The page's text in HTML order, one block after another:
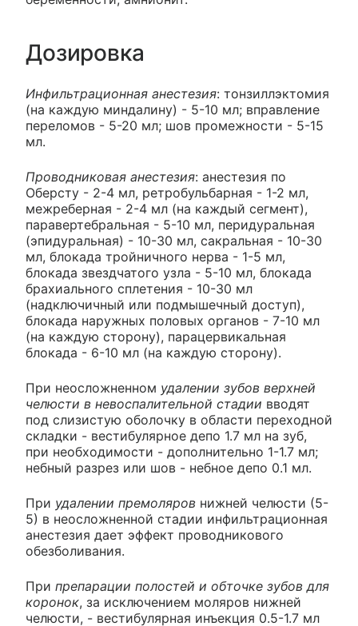
Дозировка
Инфильтрационная анестезия: тонзиллэктомия
(на каждую миндалину) - 5-10 мл; вправление
переломов - 5-20 мл; шов промежности - 5-15
мл.
Проводниковая анестезия: анестезия по
Оберсту - 2-4 мл, ретробульбарная - 1-2 мл,
межреберная - 2-4 мл (на каждый сегмент),
паравертебральная - 5-10 мл, перидуральная
(эпидуральная) - 10-30 мл, сакральная - 10-30
мл, блокада тройничного нерва - 1-5 мл,
блокада звездчатого узла - 5-10 мл, блокада
брахиального сплетения - 10-30 мл
(надключичный или подмышечный доступ),
блокада наружных половых органов - 7-10 мл
(на каждую сторону), парацервикальная
блокада - 6-10 мл (на каждую сторону).
При неосложненном удалении зубов верхней
челюсти в невоспалительной стадии вводят
под слизистую оболочку в области переходной
складки - вестибулярное депо 1.7 мл на зуб,
при необходимости - дополнительно 1-1.7 мл;
небный разрез или шов - небное депо 0.1 мл.
При удалении премоляров нижней челюсти (5-
5) в неосложненной стадии инфильтрационная
анестезия дает эффект проводникового
обезболивания.
При препарации полостей и обточке зубов для
коронок, за исключением моляров нижней
челюсти, - вестибулярная инъекция 0.5-1.7 мл